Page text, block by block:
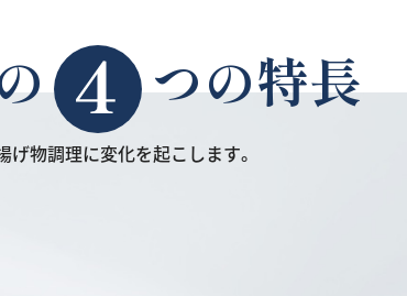
つの特長
げ物調理に変化を起こします。